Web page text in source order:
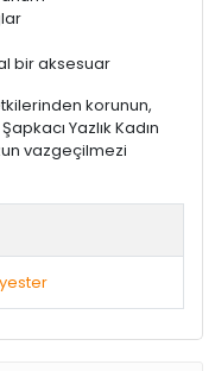
bir aksesuar
korunun,
Yazlık Kadın
vazgeçilmezi